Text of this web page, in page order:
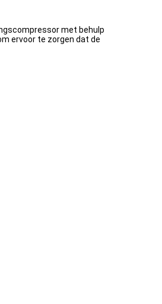
met behulp
ervoor te zorgen dat de